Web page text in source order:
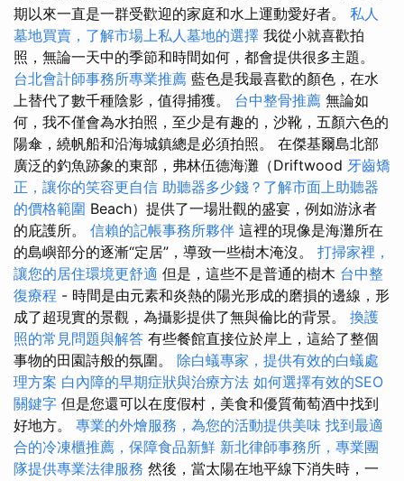
期以來一直是一群受歡迎的家庭和水上運動愛好者。 私人
墓地買賣，了解市場上私人墓地的選擇 我從小就喜歡拍
照，無論一天中的季節和時間如何，都會提供很多主題。
台北會計師事務所專業推薦 藍色是我最喜歡的顏色，在水
上替代了數千種陰影，值得捕獲。 台中整骨推薦 無論如
何，我不僅會為水拍照，至少是有趣的，沙靴，五顏六色的
陽傘，繞帆船和沿海城鎮總是必須拍照。 在傑基爾島北部
廣泛的釣魚跡象的東部，弗林伍德海灘（Driftwood 牙齒矯
正，讓你的笑容更自信 助聽器多少錢？了解市面上助聽器
的價格範圍 Beach）提供了一場壯觀的盛宴，例如游泳者
的庇護所。 信賴的記帳事務所夥伴 這裡的現像是海灘所在
的島嶼部分的逐漸“定居”，導致一些樹木淹沒。 打掃家裡，
讓您的居住環境更舒適 但是，這些不是普通的樹木 台中整
復療程 - 時間是由元素和炎熱的陽光形成的磨損的邊線，形
成了超現實的景觀，為攝影提供了無與倫比的背景。 換護
照的常見問題與解答 有些餐館直接位於岸上，這給了整個
事物的田園詩般的氛圍。 除白蟻專家，提供有效的白蟻處
理方案 白內障的早期症狀與治療方法 如何選擇有效的SEO
關鍵字 但是您還可以在度假村，美食和優質葡萄酒中找到
好地方。 專業的外燴服務，為您的活動提供美味 找到最適
合的冷凍櫃推薦，保障食品新鮮 新北律師事務所，專業團
隊提供專業法律服務 然後，當太陽在地平線下消失時，一